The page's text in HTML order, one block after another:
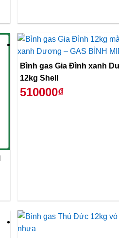
Bình gas Gia Đình xanh
12kg Shell
510000₫